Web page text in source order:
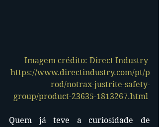
Imagem crédito: Direct Industry
https://www.directindustry.com/pt/p
rod/notrax-justrite-safety-
group/product-23635-1813267.html
Quem já teve a curiosidade de